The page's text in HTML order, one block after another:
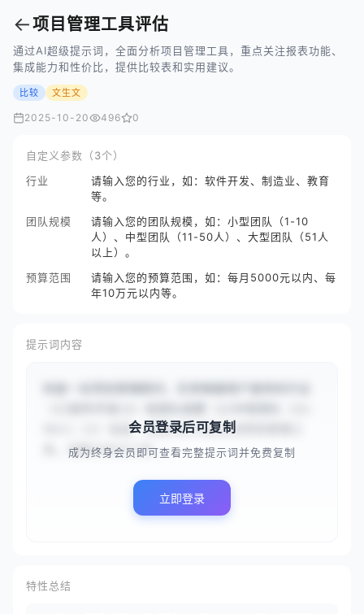
←项目管理工具评估
通过AI超级提示词，全面分析项目管理工具，重点关注报表功能、
集成能力和性价比，提供比较表和实用建议。
比较 文生文
2025-10-20 496 0
自定义参数（3个）
行业
请输入您的行业，如：软件开发、制造业、教育
等。
团队规模
请输入您的团队规模，如：小型团队（1-10
人）、中型团队（11-50人）、大型团队（51人
以上）。
预算范围
请输入您的预算范围，如：每月5000元以内、每
年10万元以内等。
提示词内容
50人）}}）信息，简要分析几款主流项目管理工
具。请重点关注工具...
会员登录后可复制
成为终身会员即可查看完整提示词并免费复制
立即登录
特性总结